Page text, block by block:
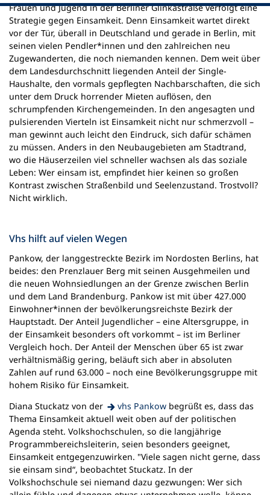
i Frauen und Jugend in der Berliner Glinkastraße verfolgt eine
Strategie gegen Einsamkeit. Denn Einsamkeit wartet direkt
vor der Tür, überall in Deutschland und gerade in Berlin, mit
seinen vielen Pendler*innen und den zahlreichen neu
Zugewanderten, die noch niemanden kennen. Dem weit über
dem Landesdurchschnitt liegenden Anteil der Single-
Haushalte, den vormals gepflegten Nachbarschaften, die sich
unter dem Druck horrender Mieten auflösen, den
schrumpfenden Kirchengemeinden. In den angesagten und
pulsierenden Vierteln ist Einsamkeit nicht nur schmerzvoll –
man gewinnt auch leicht den Eindruck, sich dafür schämen
zu müssen. Anders in den Neubaugebieten am Stadtrand,
wo die Häuserzeilen viel schneller wachsen als das soziale
Leben: Wer einsam ist, empfindet hier keinen so großen
Kontrast zwischen Straßenbild und Seelenzustand. Trostvoll?
Nicht wirklich.
Vhs hilft auf vielen Wegen
Pankow, der langgestreckte Bezirk im Nordosten Berlins, hat
beides: den Prenzlauer Berg mit seinen Ausgehmeilen und
die neuen Wohnsiedlungen an der Grenze zwischen Berlin
und dem Land Brandenburg. Pankow ist mit über 427.000
Einwohner*innen der bevölkerungsreichste Bezirk der
Hauptstadt. Der Anteil Jugendlicher – eine Altersgruppe, in
der Einsamkeit besonders oft vorkommt – ist im Berliner
Vergleich hoch. Der Anteil der Menschen über 65 ist zwar
verhältnismäßig gering, beläuft sich aber in absoluten
Zahlen auf rund 63.000 – noch eine Bevölkerungsgruppe mit
hohem Risiko für Einsamkeit.
Diana Stuckatz von der
vhs Pankow
(Öffnet
einem
neuen
Tab)
begrüßt es, dass das
Thema Einsamkeit aktuell weit oben auf der politischen
Agenda steht. Volkshochschulen, so die langjährige
Programmbereichsleiterin, seien besonders geeignet,
Einsamkeit entgegenzuwirken. "Viele sagen nicht gerne, dass
sie einsam sind“, beobachtet Stuckatz. In der
Volkshochschule sei niemand dazu gezwungen: Wer sich